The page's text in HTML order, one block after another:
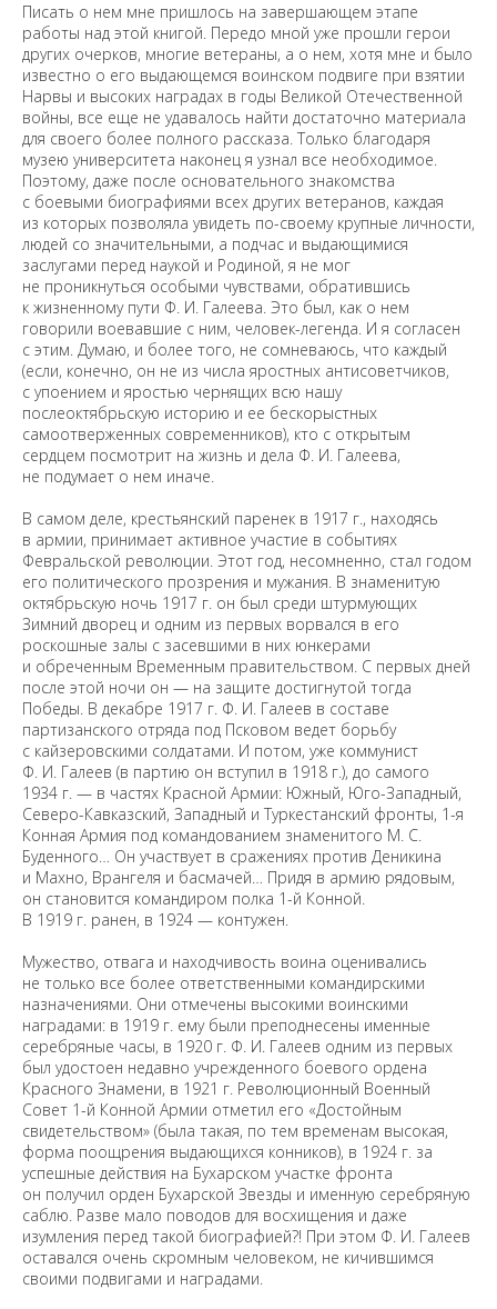
Писать о нем мне пришлось на завершающем этапе
работы над этой книгой. Передо мной уже прошли герои
других очерков, многие ветераны, а о нем, хотя мне и было
известно о его выдающемся воинском подвиге при взятии
Нарвы и высоких наградах в годы Великой Отечественной
войны, все еще не удавалось найти достаточно материала
для своего более полного рассказа. Только благодаря
музею университета наконец я узнал все необходимое.
Поэтому, даже после основательного знакомства
с боевыми биографиями всех других ветеранов, каждая
из которых позволяла увидеть по-своему крупные личности,
людей со значительными, а подчас и выдающимися
заслугами перед наукой и Родиной, я не мог
не проникнуться особыми чувствами, обратившись
к жизненному пути Ф. И. Галеева. Это был, как о нем
говорили воевавшие с ним, человек-легенда. И я согласен
с этим. Думаю, и более того, не сомневаюсь, что каждый
(если, конечно, он не из числа яростных антисоветчиков,
с упоением и яростью чернящих всю нашу
послеоктябрьскую историю и ее бескорыстных
самоотверженных современников), кто с открытым
сердцем посмотрит на жизнь и дела Ф. И. Галеева,
не подумает о нем иначе.
В самом деле, крестьянский паренек в 1917 г., находясь
в армии, принимает активное участие в событиях
Февральской революции. Этот год, несомненно, стал годом
его политического прозрения и мужания. В знаменитую
октябрьскую ночь 1917 г. он был среди штурмующих
Зимний дворец и одним из первых ворвался в его
роскошные залы с засевшими в них юнкерами
и обреченным Временным правительством. С первых дней
после этой ночи он — на защите достигнутой тогда
Победы. В декабре 1917 г. Ф. И. Галеев в составе
партизанского отряда под Псковом ведет борьбу
с кайзеровскими солдатами. И потом, уже коммунист
Ф. И. Галеев (в партию он вступил в 1918 г.), до самого
1934 г. — в частях Красной Армии: Южный, Юго-Западный,
Северо-Кавказский, Западный и Туркестанский фронты, 1-я
Конная Армия под командованием знаменитого М. С.
Буденного… Он участвует в сражениях против Деникина
и Махно, Врангеля и басмачей… Придя в армию рядовым,
он становится командиром полка 1-й Конной.
В 1919 г. ранен, в 1924 — контужен.
Мужество, отвага и находчивость воина оценивались
не только все более ответственными командирскими
назначениями. Они отмечены высокими воинскими
наградами: в 1919 г. ему были преподнесены именные
серебряные часы, в 1920 г. Ф. И. Галеев одним из первых
был удостоен недавно учрежденного боевого ордена
Красного Знамени, в 1921 г. Революционный Военный
Совет 1-й Конной Армии отметил его «Достойным
свидетельством» (была такая, по тем временам высокая,
форма поощрения выдающихся конников), в 1924 г. за
успешные действия на Бухарском участке фронта
он получил орден Бухарской Звезды и именную серебряную
саблю. Разве мало поводов для восхищения и даже
изумления перед такой биографией?! При этом Ф. И. Галеев
оставался очень скромным человеком, не кичившимся
своими подвигами и наградами.